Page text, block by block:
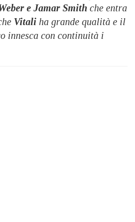
e Jamar Smith che entra
Vitali ha grande qualità e il
innesca con continuità i